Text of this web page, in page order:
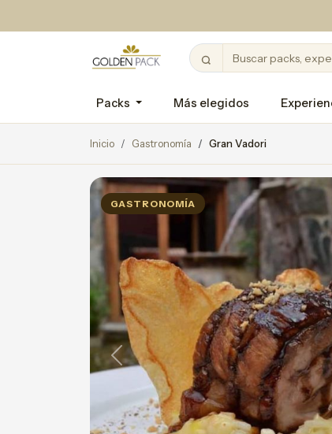
Packs Más elegidos
Inicio Gastronomía Gran Vadori
GASTRONOMÍA
Previous